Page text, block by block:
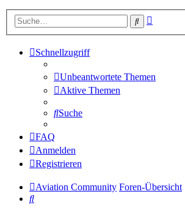
Suche
Schnellzugriff
Unbeantwortete Themen
Aktive Themen
Suche
FAQ
Anmelden
Registrieren
Aviation Community Foren-Übersicht
Suche